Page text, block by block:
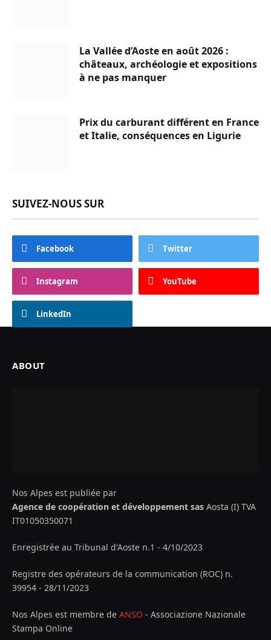
La Vallée d’Aoste en août 2026 :
châteaux, archéologie et expositions
à ne pas manquer
Prix du carburant différent en France
et Italie, conséquences en Ligurie
SUIVEZ-NOUS SUR
Facebook Twitter
Instagram YouTube
LinkedIn
ABOUT
Nos Alpes est publiée par
Agence de coopération et développement sas Aosta (I) TVA
IT01050350071
Enregistrée au Tribunal d'Aoste n.1 - 4/10/2023
Registre des opérateurs de la communication (ROC) n.
39954 - 28/11/2023
Nos Alpes est membre de ANSO - Associazione Nazionale
Stampa Online